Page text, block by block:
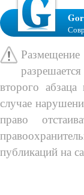
второго
случае
право
публикаций на